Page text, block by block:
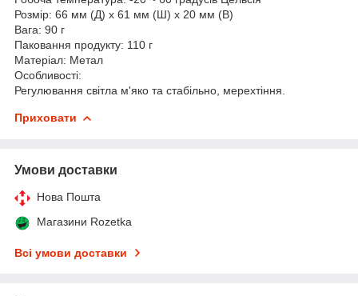
Розмір: 66 мм (Д) x 61 мм (Ш) x 20 мм (В)
Вага: 90 г
Паковання продукту: 110 г
Матеріал: Метал
Особливості:
Регулювання світла м'яко та стабільно, мерехтіння.
Приховати
Умови доставки
Нова Пошта
Магазини Rozetka
Всі умови доставки